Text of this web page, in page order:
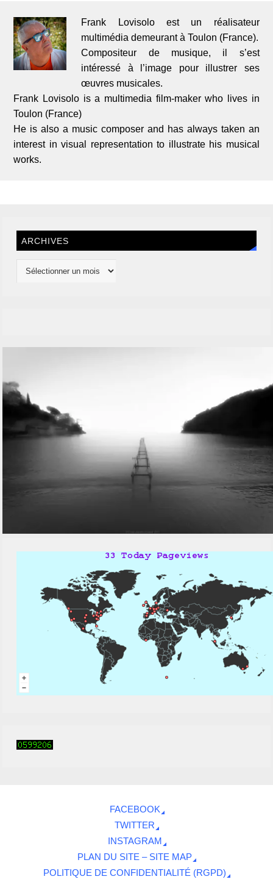
Frank Lovisolo est un réalisateur
multimédia demeurant à Toulon (France).
Compositeur de musique, il s’est
intéressé à l’image pour illustrer ses
œuvres musicales.
Frank Lovisolo is a multimedia film-maker who lives in
Toulon (France)
He is also a music composer and has always taken an
interest in visual representation to illustrate his musical
works.
ARCHIVES
FACEBOOK
TWITTER
INSTAGRAM
PLAN DU SITE – SITE MAP
POLITIQUE DE CONFIDENTIALITÉ (RGPD)